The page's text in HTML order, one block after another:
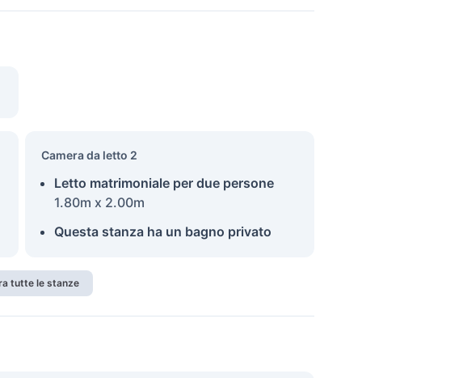
Camera da letto 2
Letto matrimoniale per due persone
1.80m x 2.00m
Questa stanza ha un bagno privato
tutte le stanze